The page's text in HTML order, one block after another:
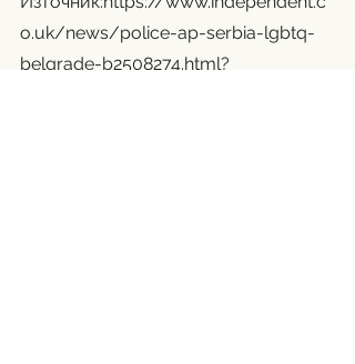
o.uk/news/police-ap-serbia-lgbtq-
belgrade-b2508274.html?